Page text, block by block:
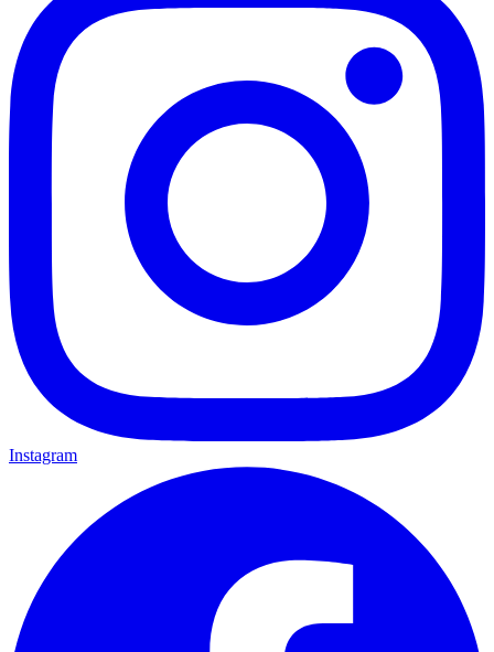
Instagram